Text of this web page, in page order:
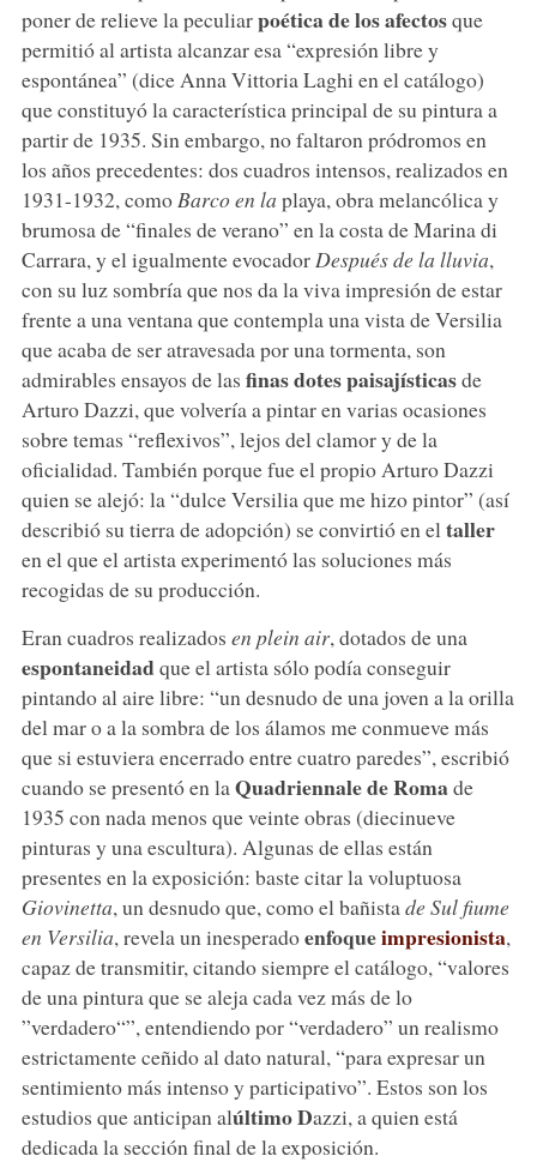
poner de relieve la peculiarpoética de los afectosque
permitió al artista alcanzar esa “expresión libre y
espontánea” (dice Anna Vittoria Laghi en el catálogo)
que constituyó la característica principal de su pintura a
partir de 1935. Sin embargo, no faltaron pródromos en
los años precedentes: dos cuadros intensos, realizados en
1931-1932, como Barco en la playa, obra melancólica y
brumosa de “finales de verano” en la costa de Marina di
Carrara, y el igualmente evocador Después de la lluvia,
con su luz sombría que nos da la viva impresión de estar
frente a una ventana que contempla una vista de Versilia
que acaba de ser atravesada por una tormenta, son
admirables ensayos de las finas dotes paisajísticasde
Arturo Dazzi, que volvería a pintar en varias ocasiones
sobre temas “reflexivos”, lejos del clamor y de la
oficialidad. También porque fue el propio Arturo Dazzi
quien se alejó: la “dulce Versilia que me hizo pintor” (así
describió su tierra de adopción) se convirtió en el taller
en el que el artista experimentó las soluciones más
recogidas de su producción.
Eran cuadros realizados en plein air, dotados de una
espontaneidadque el artista sólo podía conseguir
pintando al aire libre: “un desnudo de una joven a la orilla
del mar o a la sombra de los álamos me conmueve más
que si estuviera encerrado entre cuatro paredes”, escribió
cuando se presentó en la Quadriennale de Romade
1935 con nada menos que veinte obras (diecinueve
pinturas y una escultura). Algunas de ellas están
presentes en la exposición: baste citar la voluptuosa
Giovinetta, un desnudo que, como el bañista de Sul fiume
en Versilia, revela un inesperadoenfoqueimpresionista,
capaz de transmitir, citando siempre el catálogo, “valores
de una pintura que se aleja cada vez más de lo
”verdadero“”, entendiendo por “verdadero” un realismo
estrictamente ceñido al dato natural, “para expresar un
sentimiento más intenso y participativo”. Estos son los
estudios que anticipan alúltimo Dazzi, a quien está
dedicada la sección final de la exposición.